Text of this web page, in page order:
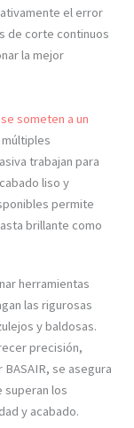
el error
de corte continuos
la mejor
someten a un
trabajan para
liso y
permite
brillante como
herramientas
las rigurosas
y baldosas.
precisión,
se asegura
superan los
y acabado.